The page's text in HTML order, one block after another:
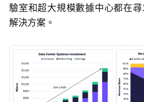
驗室和超大規模數據中心都在
解決方案。